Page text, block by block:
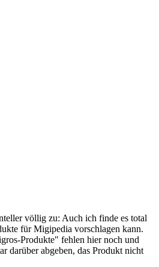
völlig zu: Auch ich finde es total
für Migipedia vorschlagen kann.
Produkte" fehlen hier noch und
darüber abgeben, das Produkt nicht